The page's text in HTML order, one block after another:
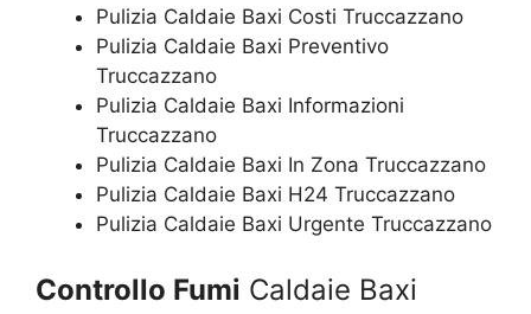
Pulizia Caldaie Baxi Costi Truccazzano
Pulizia Caldaie Baxi Preventivo
Truccazzano
Pulizia Caldaie Baxi Informazioni
Truccazzano
Pulizia Caldaie Baxi In Zona Truccazzano
Pulizia Caldaie Baxi H24 Truccazzano
Pulizia Caldaie Baxi Urgente Truccazzano
Controllo Fumi Caldaie Baxi